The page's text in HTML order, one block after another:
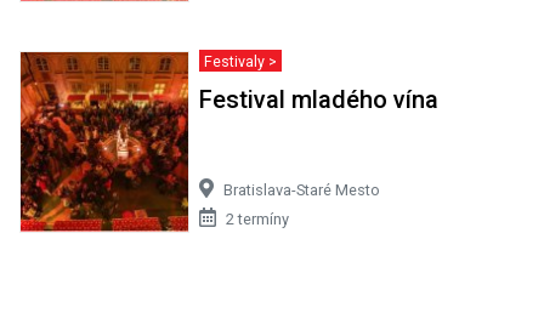
Festivaly >
Festival mladého vína
Bratislava-Staré Mesto
2 termíny